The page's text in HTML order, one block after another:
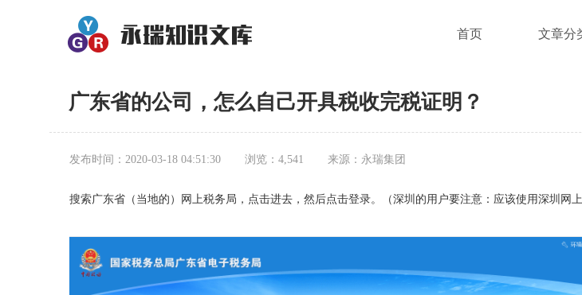
首页 文章分
广东省的公司，怎么自己开具税收完税证明？
发布时间：2020-03-18 04:51:30 浏览：4,541 来源：永瑞集团
搜索广东省 （ 当地的 ） 网上税务局，点击进去， 然后点击登录。（深圳的用户要注意：应该使用深圳网上